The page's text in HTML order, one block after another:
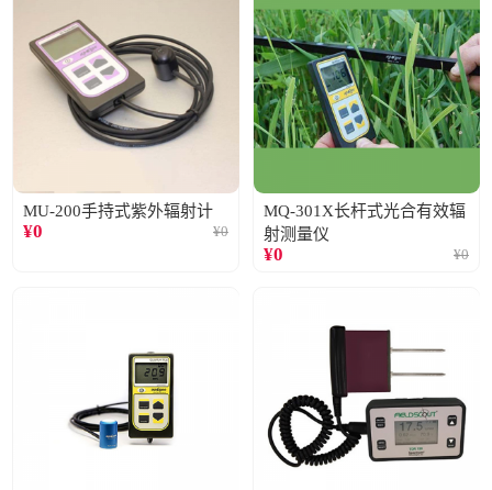
MU-200手持式紫外辐射计
¥0 ¥0
MQ-301X长杆式光合有效辐
射测量仪
¥0 ¥0